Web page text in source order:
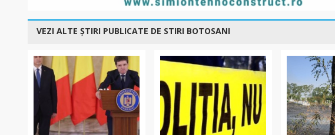
VEZI ALTE ȘTIRI PUBLICATE DE STIRI BOTOSANI